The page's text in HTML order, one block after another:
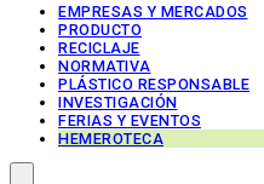
EMPRESAS Y MERCADOS
PRODUCTO
RECICLAJE
NORMATIVA
PLÁSTICO RESPONSABLE
INVESTIGACIÓN
FERIAS Y EVENTOS
HEMEROTECA